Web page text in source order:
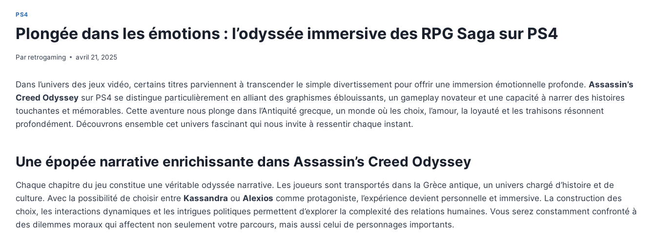
PS4
Plongée dans les émotions : l’odyssée immersive des RPG Saga sur PS4
Par retrogaming avril 21, 2025
Dans l’univers des jeux vidéo, certains titres parviennent à transcender le simple divertissement pour offrir une immersion émotionnelle profonde. Assassin’s
Creed Odyssey sur PS4 se distingue particulièrement en alliant des graphismes éblouissants, un gameplay novateur et une capacité à narrer des histoires
touchantes et mémorables. Cette aventure nous plonge dans l’Antiquité grecque, un monde où les choix, l’amour, la loyauté et les trahisons résonnent
profondément. Découvrons ensemble cet univers fascinant qui nous invite à ressentir chaque instant.
Une épopée narrative enrichissante dans Assassin’s Creed Odyssey
Chaque chapitre du jeu constitue une véritable odyssée narrative. Les joueurs sont transportés dans la Grèce antique, un univers chargé d’histoire et de
culture. Avec la possibilité de choisir entre Kassandra ou Alexios comme protagoniste, l’expérience devient personnelle et immersive. La construction des
choix, les interactions dynamiques et les intrigues politiques permettent d’explorer la complexité des relations humaines. Vous serez constamment confronté à
des dilemmes moraux qui affectent non seulement votre parcours, mais aussi celui de personnages importants.